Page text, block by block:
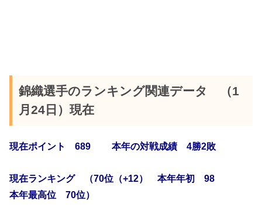
錦織選手のランキング関連データ （1
月24日）現在
現在ポイント 689 本年の対戦成績 4勝2敗
現在ランキング （70位（+12） 本年年初 98
本年最高位 70位）